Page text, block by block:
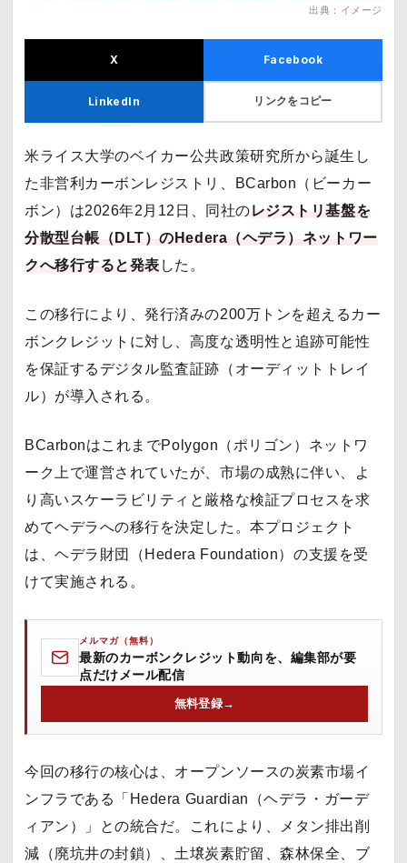
出典：イメージ
X Facebook
LinkedIn リンクをコピー
米ライス大学のベイカー公共政策研究所から誕生し
た非営利カーボンレジストリ、BCarbon（ビーカー
ボン）は2026年2月12日、同社のレジストリ基盤を
分散型台帳（DLT）のHedera（ヘデラ）ネットワー
クへ移行すると発表 した。
この移行により、発行済みの200万トンを超えるカー
ボンクレジットに対し、高度な透明性と追跡可能性
を保証するデジタル監査証跡（オーディットトレイ
ル）が導入される。
BCarbonはこれまでPolygon（ポリゴン）ネットワ
ーク上で運営されていたが、市場の成熟に伴い、よ
り高いスケーラビリティと厳格な検証プロセスを求
めてヘデラへの移行を決定した。本プロジェクト
は、ヘデラ財団（Hedera Foundation）の支援を受
けて実施される。
メルマガ（無料）
最新のカーボンクレジット動向を、編集部が要
点だけメール配信
無料登録→
今回の移行の核心は、オープンソースの炭素市場イ
ンフラである「Hedera Guardian（ヘデラ・ガーデ
ィアン）」との統合だ。これにより、メタン排出削
減（廃坑井の封鎖）、土壌炭素貯留、森林保全、ブ